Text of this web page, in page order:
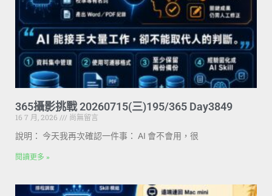
365攝影挑戰 20260715(三)195/365 Day3849
16 7 月, 2026
尚無留言
說明： 今天我再次確認一件事： AI 會不會用，很
閱讀更多 »